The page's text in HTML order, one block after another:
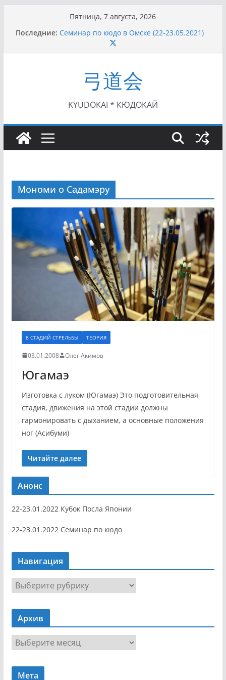
содержимому
Пятница, 7 августа, 2026
Последние: Семинар по кюдо в Омске (22-23.05.2021)
Чемпионат Росcии, Дёмино (2-5.09.2021)
II Кубок Посла Японии в России по Кюдо,
Орёл (25.07.2021)
I этап Кубка Московской области по Кюдо /
Сейдокан II (27.06.2021)
弓道会
KYUDOKAI * КЮДОКАЙ
Мономи о Садамэру
8 СТАДИЙ СТРЕЛЬБЫ ТЕОРИЯ
03.01.2008 Олег Акимов
Югамаэ
Изготовка с луком (Югамаэ) Это подготовительная
стадия, движения на этой стадии должны
гармонировать с дыханием, а основные положения
ног (Асибуми)
Читайте далее
Анонс
22-23.01.2022 Кубок Посла Японии
22-23.01.2022 Семинар по кюдо
Навигация
Н
а
в
г
Архив
р
х
Мета